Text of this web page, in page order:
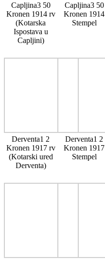
Capljina3 50
Kronen 1914 rv
(Kotarska
Ispostava u
Capljini)
Capljina3 50
Kronen 1914
Stempel
Derventa1 2
Kronen 1917 rv
(Kotarski ured
Derventa)
Derventa1 2
Kronen 1917
Stempel